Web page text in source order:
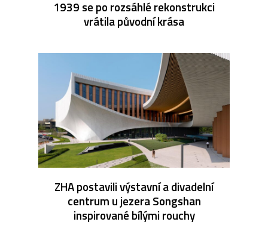
1939 se po rozsáhlé rekonstrukci
vrátila původní krása
ZHA postavili výstavní a divadelní
centrum u jezera Songshan
inspirované bílými rouchy